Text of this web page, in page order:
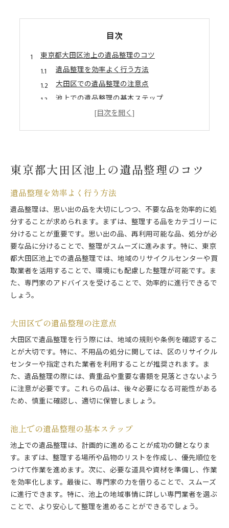
目次
東京都大田区池上の遺品整理のコツ
遺品整理を効率よく行う方法
大田区での遺品整理の注意点
池上での遺品整理の基本ステップ
専門家が教える遺品整理の秘訣
遺品整理のための事前準備のポイント
スムーズな遺品整理のプロセスガイド
遺品整理を迅速に進めるためのヒント
池上での遺品整理を成功させる方法
専門家による遺品整理のアドバイス
遺品整理を東京都大田区で効率よく行うには
東京都大田区での遺品整理の最適な方法
遺品整理に必要な計画と準備
大田区での遺品整理のステップバイステップ
遺品整理を円滑に進めるための注意点
東京都大田区池上の遺品整理専門家の助言
遺品整理を成功させるための専門家のコツ
池上での遺品整理におけるプロのアドバイス
遺品整理を効率よく進めるための秘訣
遺品整理の専門家が教える重要ポイント
スムーズな遺品整理のためのアドバイス
遺品整理を東京都大田区池上で始める前に
遺品整理を始める前の準備と心得
池上での遺品整理の重要な事前準備
大田区での遺品整理を効率化する準備
遺品整理を始める前に知っておくべきこと
東京都大田区池上の遺品整理のコツ
遺品整理を効率よく行う方法
遺品整理は、思い出の品を大切にしつつ、不要な品を効率的に処
分することが求められます。まずは、整理する品をカテゴリーに
分けることが重要です。思い出の品、再利用可能な品、処分が必
要な品に分けることで、整理がスムーズに進みます。特に、東京
都大田区池上での遺品整理では、地域のリサイクルセンターや買
取業者を活用することで、環境にも配慮した整理が可能です。ま
た、専門家のアドバイスを受けることで、効率的に進行できるで
しょう。
大田区での遺品整理の注意点
大田区で遺品整理を行う際には、地域の規則や条例を確認するこ
とが大切です。特に、不用品の処分に関しては、区のリサイクル
センターや指定された業者を利用することが推奨されます。ま
た、遺品整理の際には、貴重品や重要な書類を見落とさないよう
に注意が必要です。これらの品は、後々必要になる可能性がある
ため、慎重に確認し、適切に保管しましょう。
池上での遺品整理の基本ステップ
池上での遺品整理は、計画的に進めることが成功の鍵となりま
す。まずは、整理する場所や品物のリストを作成し、優先順位を
つけて作業を進めます。次に、必要な道具や資材を準備し、作業
を効率化します。最後に、専門家の力を借りることで、スムーズ
に進行できます。特に、池上の地域事情に詳しい専門業者を選ぶ
ことで、より安心して整理を進めることができるでしょう。